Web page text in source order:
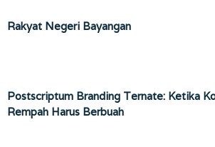
Rakyat Negeri Bayangan
Postscriptum Branding Ternate: Ketika
Rempah Harus Berbuah